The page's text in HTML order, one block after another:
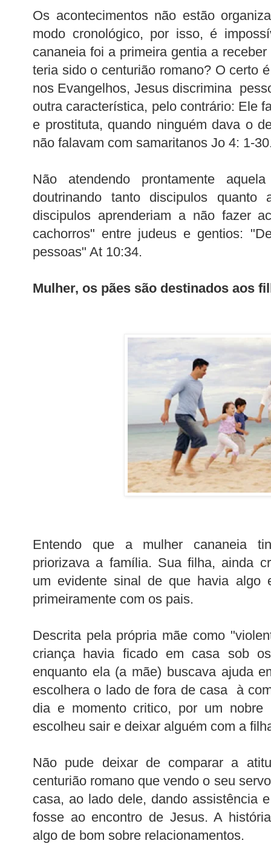
Os acontecimentos não estão
modo cronológico, por isso, é
cananeia foi a primeira gentia a
teria sido o centurião romano? O certo
nos Evangelhos, Jesus discrimina
outra característica, pelo contrário: Ele
e prostituta, quando ninguém dava o
não falavam com samaritanos Jo 4: 1-
Não atendendo prontamente
doutrinando tanto discipulos quanto
discipulos aprenderiam a não fazer
cachorros" entre judeus e gentios:
pessoas" At 10:34.
Mulher, os pães são destinados aos
Entendo que a mulher cananeia
priorizava a família. Sua filha, ainda
um evidente sinal de que havia algo
primeiramente com os pais.
Descrita pela própria mãe como
criança havia ficado em casa sob
enquanto ela (a mãe) buscava ajuda
escolhera o lado de fora de casa à
dia e momento critico, por um
escolheu sair e deixar alguém com a
Não pude deixar de comparar a
centurião romano que vendo o seu
casa, ao lado dele, dando assistência
fosse ao encontro de Jesus. A
algo de bom sobre relacionamentos.